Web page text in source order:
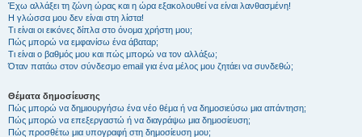
Έχω αλλάξει τη ζώνη ώρας και η ώρα εξακολουθεί να είναι λανθασμένη!
Η γλώσσα μου δεν είναι στη λίστα!
Τι είναι οι εικόνες δίπλα στο όνομα χρήστη μου;
Πώς μπορώ να εμφανίσω ένα άβαταρ;
Τι είναι ο βαθμός μου και πώς μπορώ να τον αλλάξω;
Όταν πατάω στον σύνδεσμο email για ένα μέλος μου ζητάει να συνδεθώ;
Θέματα δημοσίευσης
Πώς μπορώ να δημιουργήσω ένα νέο θέμα ή να δημοσιεύσω μια απάντηση;
Πώς μπορώ να επεξεργαστώ ή να διαγράψω μια δημοσίευση;
Πώς προσθέτω μια υπογραφή στη δημοσίευση μου;